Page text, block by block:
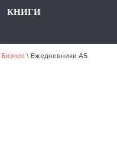
КНИГИ
Бизнес \ Ежедневники А5